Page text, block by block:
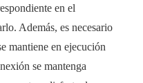
en el
Además, es necesario
mantiene en ejecución
se mantenga